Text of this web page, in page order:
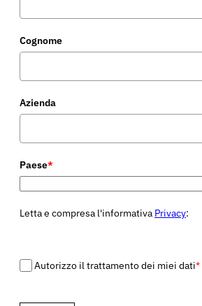
Cognome
Azienda
Paese*
Letta e compresa l'informativa Privacy:
Autorizzo il trattamento dei miei dati*